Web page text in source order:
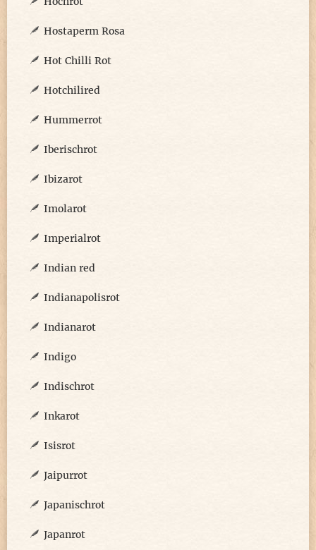
Hostaperm Rosa
Hot Chilli Rot
Hotchilired
Hummerrot
Iberischrot
Ibizarot
Imolarot
Imperialrot
Indian red
Indianapolisrot
Indianarot
Indigo
Indischrot
Inkarot
Isisrot
Jaipurrot
Japanischrot
Japanrot